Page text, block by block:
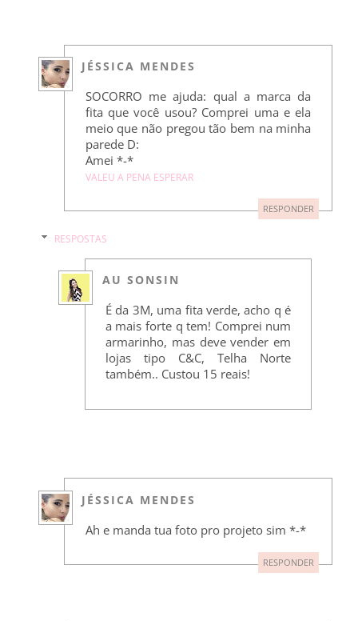
JÉSSICA MENDES
SOCORRO me ajuda: qual a marca da
fita que você usou? Comprei uma e ela
meio que não pregou tão bem na minha
parede D:
Amei *-*
VALEU A PENA ESPERAR
RESPONDER
RESPOSTAS
AU SONSIN
É da 3M, uma fita verde, acho q é
a mais forte q tem! Comprei num
armarinho, mas deve vender em
lojas tipo C&C, Telha Norte
também.. Custou 15 reais!
JÉSSICA MENDES
Ah e manda tua foto pro projeto sim *-*
RESPONDER